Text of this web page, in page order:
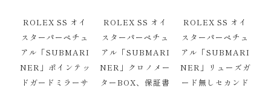
ROLEX SS オイ
スターパーペチュ
アル「SUBMARI
NER」ポインテッ
ドガードミラーサ
ROLEX SS オイ
スターパーペチュ
アル「SUBMARI
NER」クロノメー
ターBOX、保証書
ROLEX SS オイ
スターパーペチュ
アル「SUBMARI
NER」リューズガ
ード無しセカンド